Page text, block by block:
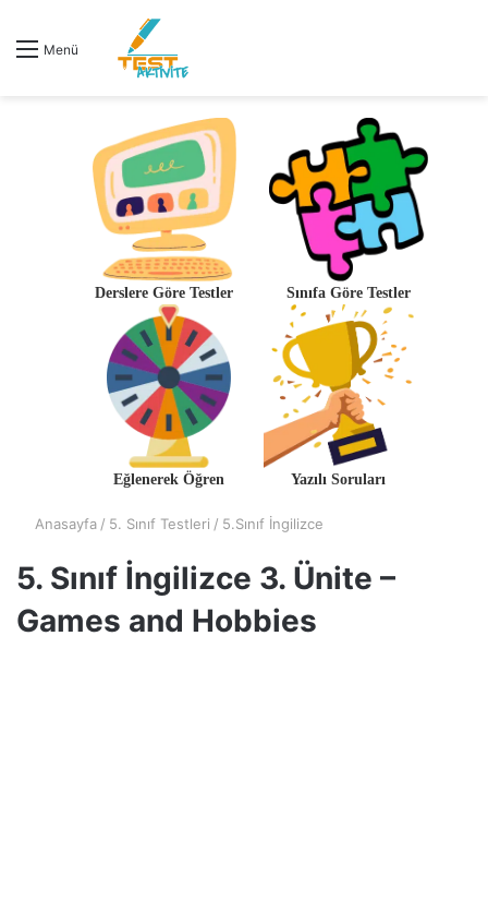
Menü
Derslere Göre Testler Sınıfa Göre Testler
Eğlenerek Öğren Yazılı Soruları
Anasayfa / 5. Sınıf Testleri / 5.Sınıf İngilizce
5. Sınıf İngilizce 3. Ünite –
Games and Hobbies